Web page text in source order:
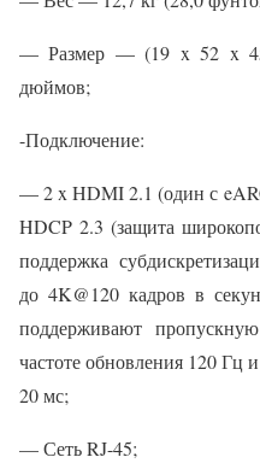
— Размер — (19 x 52 x
дюймов;
-Подключение:
— 2 x HDMI 2.1 (один с
HDCP 2.3 (защита
поддержка
до 4K@120 кадров в
поддерживают
частоте обновления 120 Гц
20 мс;
— Сеть RJ-45;